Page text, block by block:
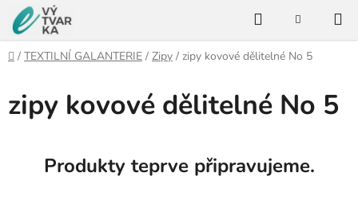
Přejít
na
obsah
HledatNÁKUPNÍ
Domů
/ TEXTILNÍ GALANTERIE / Zipy / zipy kovové dělitelné No 5
zipy kovové dělitelné No 5
Produkty teprve připravujeme.